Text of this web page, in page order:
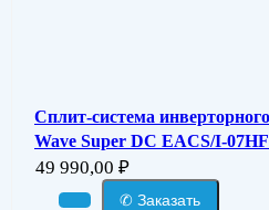
Сплит-система
Wave Super DC EACS/I-
49 990,00 ₽
✆ Заказать